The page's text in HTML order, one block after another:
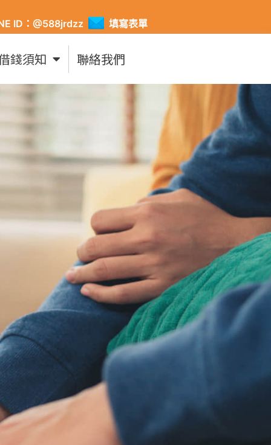
ID：@588jrdzz 填寫表單
錢須知 聯絡我們